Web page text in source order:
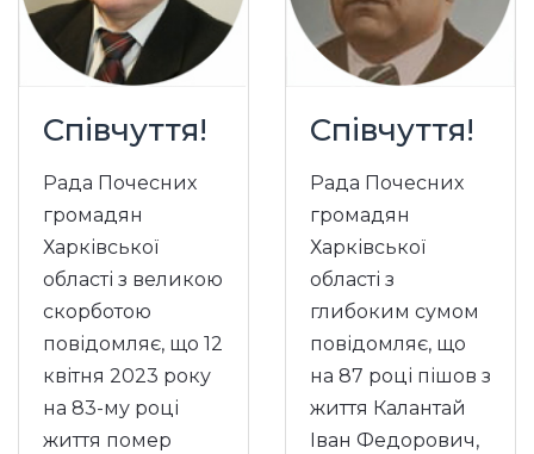
Співчуття!
Рада Почесних
громадян
Харківської
області з великою
скорботою
повідомляє, що 12
квітня 2023 року
на 83-му році
життя помер
Співчуття!
Рада Почесних
громадян
Харківської
області з
глибоким сумом
повідомляє, що
на 87 році пішов з
життя Калантай
Іван Федорович,